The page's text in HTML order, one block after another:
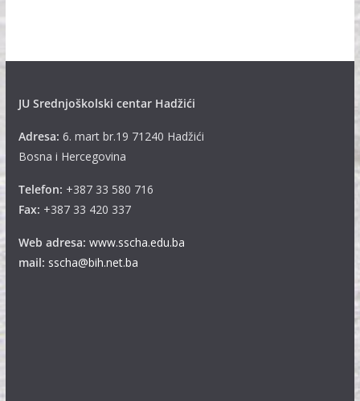
JU Srednjoškolski centar Hadžići
Adresa: 6. mart br.19 71240 Hadžići
Bosna i Hercegovina
Telefon: +387 33 580 716
Fax: +387 33 420 337
Web adresa: www.sscha.edu.ba
mail: sscha@bih.net.ba